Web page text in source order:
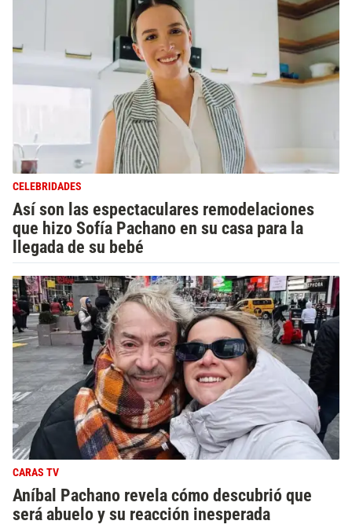
CELEBRIDADES
Así son las espectaculares remodelaciones
que hizo Sofía Pachano en su casa para la
llegada de su bebé
CARAS TV
Aníbal Pachano revela cómo descubrió que
será abuelo y su reacción inesperada